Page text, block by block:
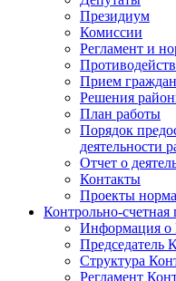
Президиум
Комиссии
Регламент и
Прием граждан
Решения
План работы
Порядок
деятельности
Отчет о
Контакты
Проекты
Контрольно-счетная
Информация о
Председатель
Структура
Регламент